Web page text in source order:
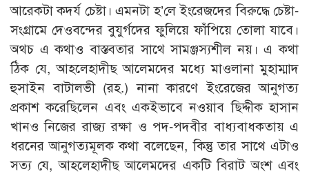
আরেকটা কদর্য চেষ্টা। এমনটা হ’লে ইংরেজদের বিরুদ্ধে চেষ্টা-
সংগ্রামে দেওবন্দের বুযুর্গদের ফুলিয়ে ফাঁপিয়ে তোলা যাবে।
অথচ এ কথাও বাস্তবতার সাথে সামঞ্জস্যশীল নয়। এ কথা
ঠিক যে, আহলেহাদীছ আলেমদের মধ্যে মাওলানা মুহাম্মাদ
হুসাইন বাটালভী (রহ.) নানা কারণে ইংরেজের আনুগত্য
প্রকাশ করেছিলেন এবং একইভাবে নওয়াব ছিদ্দীক হাসান
খানও নিজের রাজ্য রক্ষা ও পদ-পদবীর বাধ্যবাধকতায় এ
ধরনের আনুগত্যমূলক কথা বলেছেন, কিন্তু তার সাথে এটাও
সত্য যে, আহলেহাদীছ আলেমদের একটি বিরাট অংশ এবং